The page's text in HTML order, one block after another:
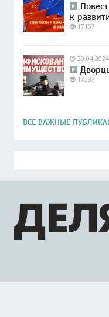
к
17157
17387
ВСЕ ВАЖНЫЕ